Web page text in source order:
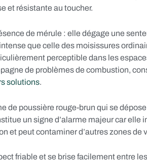
et résistante au toucher.
de mérule : elle dégage une
que celle des moisissures
perceptible dans les
de problèmes de combustion,
solutions.
de poussière rouge-brun qui se
un signe d’alarme majeur car elle
et peut contaminer d’autres zones de
friable et se brise facilement entre